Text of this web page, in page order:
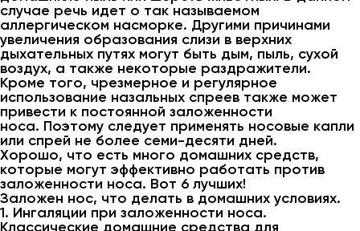
случае речь идет о так называемом
аллергическом насморке. Другими причинами
увеличения образования слизи в верхних
дыхательных путях могут быть дым, пыль, сухой
воздух, а также некоторые раздражители.
Кроме того, чрезмерное и регулярное
использование назальных спреев также может
привести к постоянной заложенности
носа. Поэтому следует применять носовые капли
или спрей не более семи-десяти дней.
Хорошо, что есть много домашних средств,
которые могут эффективно работать против
заложенности носа. Вот 6 лучших!
Заложен нос, что делать в домашних условиях.
1. Ингаляции при заложенности носа.
Классические домашние средства для